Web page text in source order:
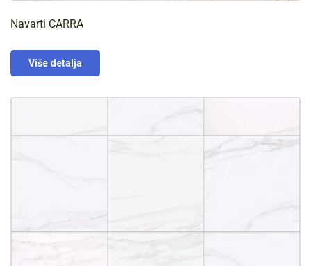
Navarti CARRA
Više detalja